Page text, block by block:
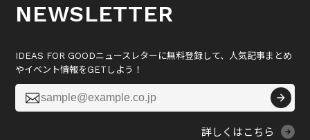
NEWSLETTER
IDEAS FOR GOODニュースレターに無料登録して、人気記事まとめ
やイベント情報をGETしよう！

詳しくはこちら